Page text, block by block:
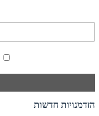
הזדמנויות חדשות